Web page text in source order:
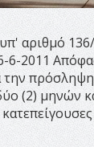
αριθμό
6-2011
(2) μηνών